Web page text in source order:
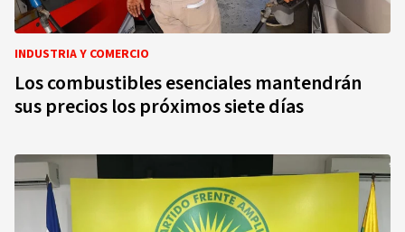
INDUSTRIA Y COMERCIO
Los combustibles esenciales mantendrán
sus precios los próximos siete días